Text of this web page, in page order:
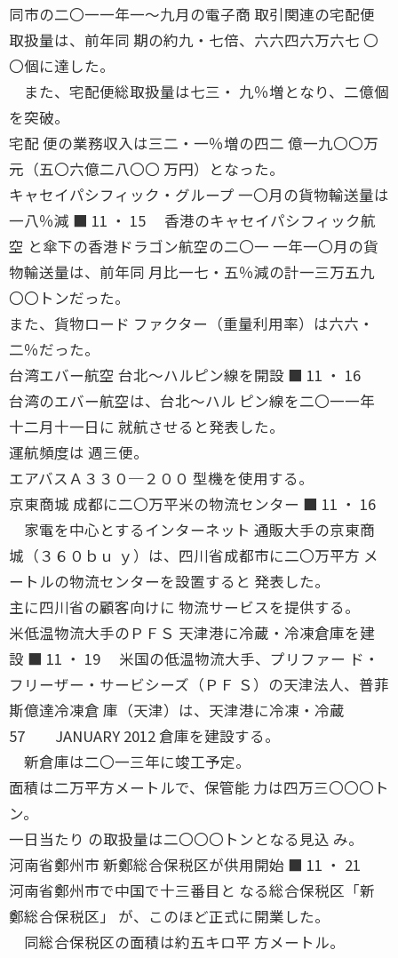
同市の二〇一一年一〜九月の電子商 取引関連の宅配便
取扱量は、前年同 期の約九・七倍、六六四六万六七 〇
〇個に達した。
また、宅配便総取扱量は七三・ 九％増となり、二億個
を突破。
宅配 便の業務収入は三二・一％増の四二 億一九〇〇万
元（五〇六億二八〇〇 万円）となった。
キャセイパシフィック・グループ 一〇月の貨物輸送量は
一八％減 ■ 11 ・ 15 香港のキャセイパシフィック航
空 と傘下の香港ドラゴン航空の二〇一 一年一〇月の貨
物輸送量は、前年同 月比一七・五％減の計一三万五九
〇〇トンだった。
また、貨物ロード ファクター（重量利用率）は六六・
二％だった。
台湾エバー航空 台北〜ハルピン線を開設 ■ 11 ・ 16
台湾のエバー航空は、台北〜ハル ピン線を二〇一一年
十二月十一日に 就航させると発表した。
運航頻度は 週三便。
エアバスＡ３３０─２００ 型機を使用する。
京東商城 成都に二〇万平米の物流センター ■ 11 ・ 16
家電を中心とするインターネット 通販大手の京東商
城（３６０ｂｕ ｙ）は、四川省成都市に二〇万平方 メ
ートルの物流センターを設置すると 発表した。
主に四川省の顧客向けに 物流サービスを提供する。
米低温物流大手のＰＦＳ 天津港に冷蔵・冷凍倉庫を建
設 ■ 11 ・ 19 米国の低温物流大手、プリファー ド・
フリーザー・サービシーズ（ＰＦ Ｓ）の天津法人、普菲
斯億達冷凍倉 庫（天津）は、天津港に冷凍・冷蔵
57 JANUARY 2012 倉庫を建設する。
新倉庫は二〇一三年に竣工予定。
面積は二万平方メートルで、保管能 力は四万三〇〇〇ト
ン。
一日当たり の取扱量は二〇〇〇トンとなる見込 み。
河南省鄭州市 新鄭総合保税区が供用開始 ■ 11 ・ 21
河南省鄭州市で中国で十三番目と なる総合保税区「新
鄭総合保税区」 が、このほど正式に開業した。
同総合保税区の面積は約五キロ平 方メートル。